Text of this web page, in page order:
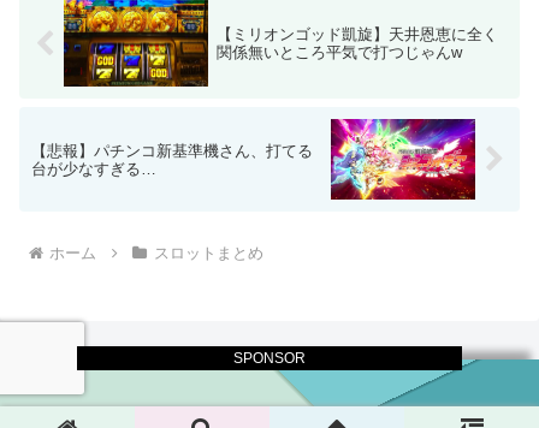
SPONSOR
【ミリオンゴッド凱旋】天井恩恵に全く
関係無いところ平気で打つじゃんw
【悲報】パチンコ新基準機さん、打てる
台が少なすぎる…
ホーム スロットまとめ